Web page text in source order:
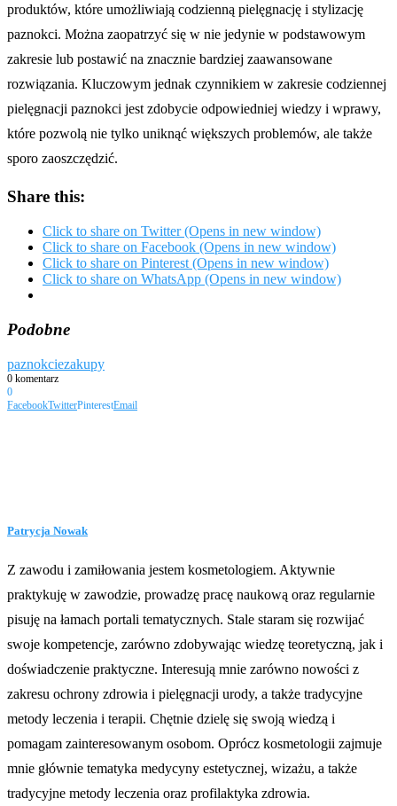
produktów, które umożliwiają codzienną pielęgnację i stylizację
paznokci. Można zaopatrzyć się w nie jedynie w podstawowym
zakresie lub postawić na znacznie bardziej zaawansowane
rozwiązania. Kluczowym jednak czynnikiem w zakresie codziennej
pielęgnacji paznokci jest zdobycie odpowiedniej wiedzy i wprawy,
które pozwolą nie tylko uniknąć większych problemów, ale także
sporo zaoszczędzić.
Share this:
Click to share on Twitter (Opens in new window)
Click to share on Facebook (Opens in new window)
Click to share on Pinterest (Opens in new window)
Click to share on WhatsApp (Opens in new window)
Podobne
paznokciezakupy
0 komentarz
0
FacebookTwitterPinterestEmail
Patrycja Nowak
Z zawodu i zamiłowania jestem kosmetologiem. Aktywnie
praktykuję w zawodzie, prowadzę pracę naukową oraz regularnie
pisuję na łamach portali tematycznych. Stale staram się rozwijać
swoje kompetencje, zarówno zdobywając wiedzę teoretyczną, jak i
doświadczenie praktyczne. Interesują mnie zarówno nowości z
zakresu ochrony zdrowia i pielęgnacji urody, a także tradycyjne
metody leczenia i terapii. Chętnie dzielę się swoją wiedzą i
pomagam zainteresowanym osobom. Oprócz kosmetologii zajmuje
mnie głównie tematyka medycyny estetycznej, wizażu, a także
tradycyjne metody leczenia oraz profilaktyka zdrowia.